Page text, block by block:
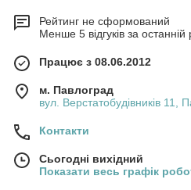
Рейтинг не сформований
Менше 5 відгуків за останній
Працює з 08.06.2012
м. Павлоград
вул. Верстатобудівників 11,
Контакти
Сьогодні вихідний
Показати весь графік